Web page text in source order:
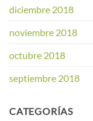
diciembre 2018
noviembre 2018
octubre 2018
septiembre 2018
CATEGORÍAS